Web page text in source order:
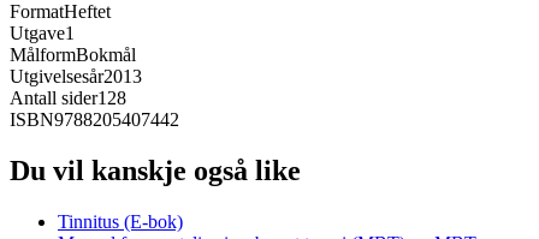
FormatHeftet
Utgave1
MålformBokmål
Utgivelsesår2013
Antall sider128
ISBN9788205407442
Du vil kanskje også like
Tinnitus (E-bok)